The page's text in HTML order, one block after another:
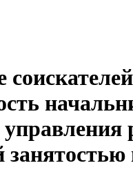
управления
занятостью